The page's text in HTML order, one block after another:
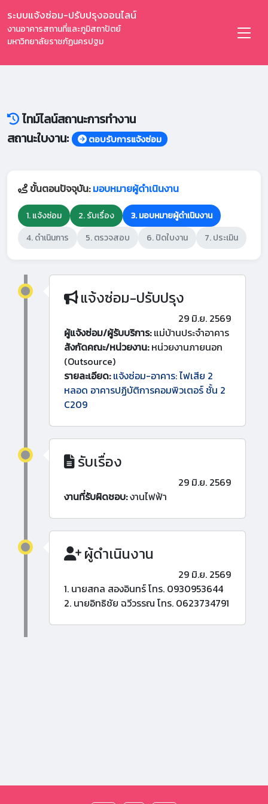
ระบบแจ้งซ่อม-ปรับปรุงออนไลน์
งานอาคารสถานที่และภูมิสถาปัตย์
มหาวิทยาลัยราชภัฏนครปฐม
ไทม์ไลน์สถานะการทำงาน
สถานะใบงาน:
ตอบรับการแจ้งซ่อม
ขั้นตอนปัจจุบัน:มอบหมายผู้ดำเนินงาน
1. แจ้งซ่อม 2. รับเรื่อง
3. มอบหมายผู้ดำเนินงาน
4. ดำเนินการ
5. ตรวจสอบ 6. ปิดใบงาน 7. ประเมิน
แจ้งซ่อม-ปรับปรุง
29 มิ.ย. 2569
ผู้แจ้งซ่อม/ผู้รับบริการ:แม่บ้านประจำอาคาร
สังกัดคณะ/หน่วยงาน:หน่วยงานภายนอก
(Outsource)
รายละเอียด: แจ้งซ่อม-อาคาร: ไฟเสีย 2
หลอด อาคารปฏิบัติการคอมพิวเตอร์ ชั้น 2
C209
รับเรื่อง
29 มิ.ย. 2569
งานที่รับผิดชอบ:งานไฟฟ้า
ผู้ดำเนินงาน
29 มิ.ย. 2569
1. นายสกล สองอินทร์ โทร. 0930953644
2. นายอิทธิชัย ฉวีวรรณ โทร. 0623734791